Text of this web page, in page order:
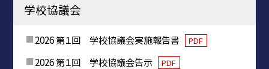
学校協議会
2026 第１回 学校協議会実施報告書 PDF
2026 第１回 学校協議会告示 PDF